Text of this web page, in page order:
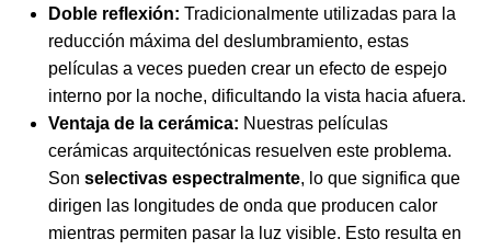
Doble reflexión: Tradicionalmente utilizadas para la
reducción máxima del deslumbramiento, estas
películas a veces pueden crear un efecto de espejo
interno por la noche, dificultando la vista hacia afuera.
Ventaja de la cerámica: Nuestras películas
cerámicas arquitectónicas resuelven este problema.
Son selectivas espectralmente, lo que significa que
dirigen las longitudes de onda que producen calor
mientras permiten pasar la luz visible. Esto resulta en